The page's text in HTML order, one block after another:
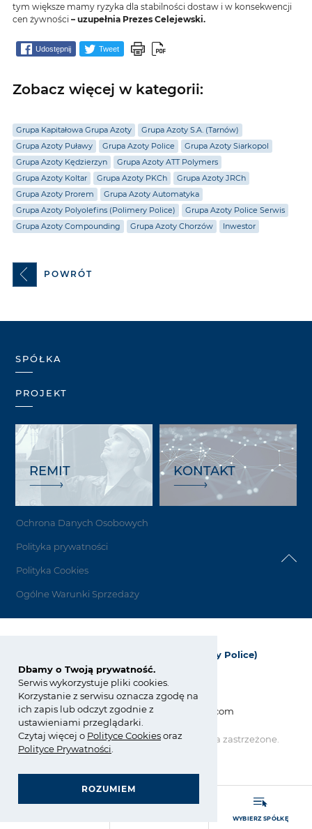
Dbamy o Twoją prywatność.
Serwis wykorzystuje pliki cookies.
Korzystanie z serwisu oznacza zgodę na
ich zapis lub odczyt zgodnie z
ustawieniami przeglądarki.
Czytaj więcej o PolityceCookiesoraz
Polityce Prywatności
ROZUMIEM
WYBIERZ SPÓŁKĘ
tym większe mamy ryzyka dla stabilności dostaw i w konsekwencji
cen żywności – uzupełnia Prezes Celejewski.
Udostępnij Tweet
Zobacz więcej w kategorii:
Grupa Kapitałowa Grupa Azoty
Grupa Azoty S.A. (Tarnów)
Grupa Azoty Puławy
Grupa Azoty Police
Grupa Azoty Siarkopol
Grupa Azoty Kędzierzyn
Grupa Azoty ATT Polymers
Grupa Azoty Koltar
Grupa Azoty PKCh
Grupa Azoty JRCh
Grupa Azoty Prorem
Grupa Azoty Automatyka
Grupa Azoty Polyolefins (Polimery Police)
Grupa Azoty Police Serwis
Grupa Azoty Compounding
Grupa Azoty Chorzów Inwestor
POWRÓT
SPÓŁKA
PROJEKT
REMIT KONTAKT
Ochrona Danych Osobowych
Polityka prywatności
Polityka Cookies
Ogólne Warunki Sprzedaży
Grupa Azoty Polyolefins (Polimery Police)
ul. Kuźnicka 1
72-010 Police; Polska
info_polyolefins@grupaazoty.com
Copyright © Grupa Azoty. Wszelkie prawa zastrzeżone.